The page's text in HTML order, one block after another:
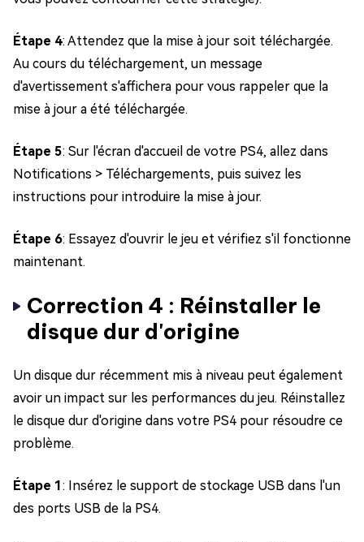
Étape 4: Attendez que la mise à jour soit téléchargée.
Au cours du téléchargement, un message
d'avertissement s'affichera pour vous rappeler que la
mise à jour a été téléchargée.
Étape 5: Sur l'écran d'accueil de votre PS4, allez dans
Notifications > Téléchargements, puis suivez les
instructions pour introduire la mise à jour.
Étape 6: Essayez d'ouvrir le jeu et vérifiez s'il fonctionne
maintenant.
Correction 4 : Réinstaller le
disque dur d'origine
Un disque dur récemment mis à niveau peut également
avoir un impact sur les performances du jeu. Réinstallez
le disque dur d'origine dans votre PS4 pour résoudre ce
problème.
Étape 1: Insérez le support de stockage USB dans l'un
des ports USB de la PS4.